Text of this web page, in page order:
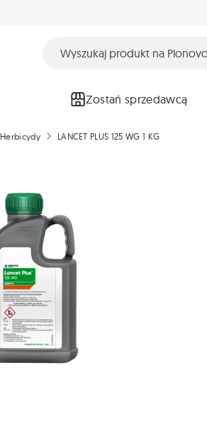
Zostań sprzedawcą
Herbicydy LANCET PLUS 125 WG 1 KG